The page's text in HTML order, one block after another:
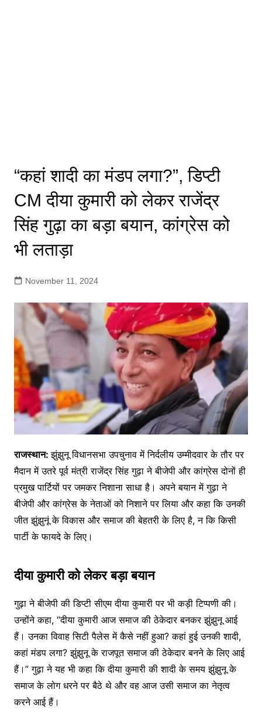
“कहां शादी का मंडप लगा?”, डिप्टी
CM दीया कुमारी को लेकर राजेंद्र
सिंह गुढ़ा का बड़ा बयान, कांग्रेस को
भी लताड़ा
November 11, 2024
राजस्थान:झुंझुनू विधानसभा उपचुनाव में निर्दलीय उम्मीदवार के तौर पर
मैदान में उतरे पूर्व मंत्री राजेंद्र सिंह गुढ़ा ने बीजेपी और कांग्रेस दोनों ही
प्रमुख पार्टियों पर जमकर निशाना साधा है। अपने बयान में गुढ़ा ने
बीजेपी और कांग्रेस के नेताओं को निशाने पर लिया और कहा कि उनकी
जीत झुंझुनूं के विकास और समाज की बेहतरी के लिए है, न कि किसी
पार्टी के फायदे के लिए।
दीया कुमारी को लेकर बड़ा बयान
गुढ़ा ने बीजेपी की डिप्टी सीएम दीया कुमारी पर भी कड़ी टिप्पणी की।
उन्होंने कहा, “दीया कुमारी आज समाज की ठेकेदार बनकर झुंझुनू आई
हैं। उनका विवाह सिटी पैलेस में कैसे नहीं हुआ? कहां हुई उनकी शादी,
कहां मंडप लगा? झुंझुनू के राजपूत समाज की ठेकेदार बनने के लिए आई
हैं।” गुढ़ा ने यह भी कहा कि दीया कुमारी की शादी के समय झुंझुनू के
समाज के लोग धरने पर बैठे थे और वह आज उसी समाज का नेतृत्व
करने आई हैं।